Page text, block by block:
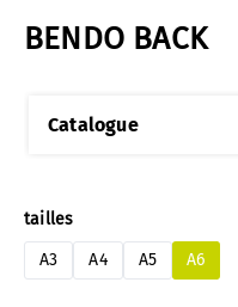
BENDO BACK
Catalogue
Sélectionnez
tailles
A3
A4 A5 A6